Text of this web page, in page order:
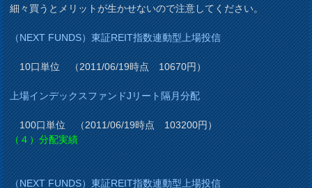
細々買うとメリットが生かせないので注意してください。
（NEXT FUNDS）東証REIT指数連動型上場投信
10口単位 （2011/06/19時点 10670円）
上場インデックスファンドJリート隔月分配
100口単位 （2011/06/19時点 103200円）
（４）分配実績
（NEXT FUNDS）東証REIT指数連動型上場投信